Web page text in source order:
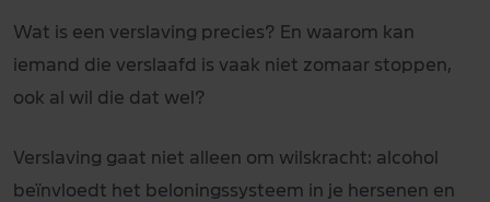
Wat is een verslaving precies? En waarom kan
iemand die verslaafd is vaak niet zomaar stoppen,
ook al wil die dat wel?
Verslaving gaat niet alleen om wilskracht: alcohol
beïnvloedt het beloningssysteem in je hersenen en